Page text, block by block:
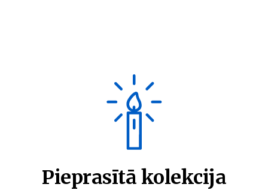
Pieprasītā kolekcija